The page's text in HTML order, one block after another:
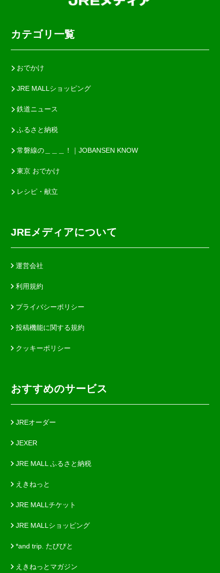
カテゴリ一覧
おでかけ
JRE MALLショッピング
鉄道ニュース
ふるさと納税
常磐線の＿＿＿！｜JOBANSEN KNOW
東京 おでかけ
レシピ・献立
JREメディアについて
運営会社
利用規約
プライバシーポリシー
投稿機能に関する規約
クッキーポリシー
おすすめのサービス
JREオーダー
JEXER
JRE MALL ふるさと納税
えきねっと
JRE MALLチケット
JRE MALLショッピング
*and trip. たびびと
えきねっとマガジン